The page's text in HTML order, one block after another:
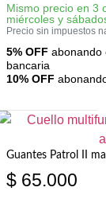
Mismo precio en 3
miércoles y
Precio sin impuestos
5% OFF abonando
bancaria
10% OFF
Guantes Patrol II
$ 65.000